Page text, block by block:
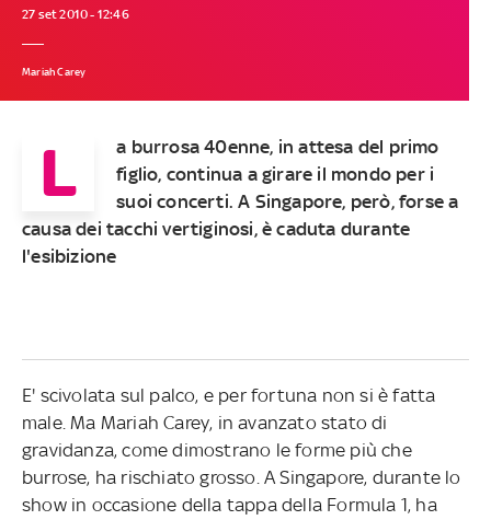
27 set 2010 - 12:46
Mariah Carey
L
a burrosa 40enne, in attesa del primo
figlio, continua a girare il mondo per i
suoi concerti. A Singapore, però, forse a
causa dei tacchi vertiginosi, è caduta durante
l'esibizione
E' scivolata sul palco, e per fortuna non si è fatta
male. Ma Mariah Carey, in avanzato stato di
gravidanza, come dimostrano le forme più che
burrose, ha rischiato grosso. A Singapore, durante lo
show in occasione della tappa della Formula 1, ha